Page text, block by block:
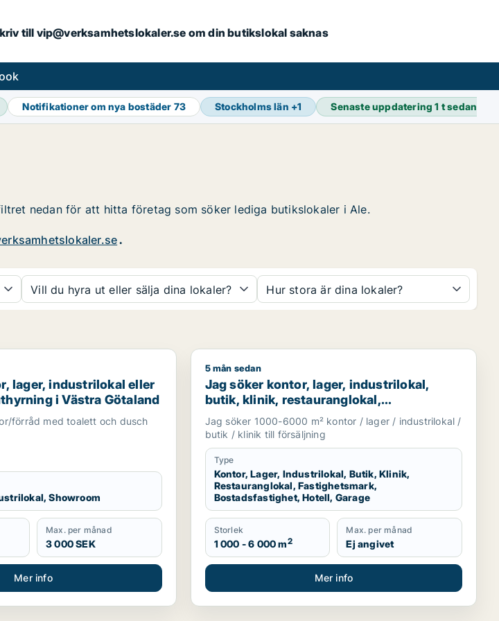
till vip@verksamhetslokaler.se om din butikslokal saknas
Notifikationer om nya bostäder 73 Stockholms län +1 Senaste uppdatering1 t sedan
nedan för att hitta företag som söker lediga butikslokaler i Ale.
.
Vill du hyra ut eller sälja dina lokaler? Hur stora är dina lokaler?
m.fl.industrilokal eller showroom för uthyrning i Västra Götaland
lager, industrilokal eller
i Västra Götaland
förråd med toalett och dusch
Showroom
Max. per månad
3 000 SEK
Mer info
Jag söker kontor, lager, industrilokal, butik, klinik,
5 mån sedan
Jag söker kontor, lager, industrilokal,
butik, klinik, restauranglokal,
fastighetsmark, bostadsfastighet, hotell
eller garage till salu i Härryda, Partille eller
Öckerö m.fl.
Jag söker 1000-6000 m² kontor / lager / industrilokal /
butik / klinik till försäljning
Type
Kontor, Lager, Industrilokal, Butik, Klinik,
Restauranglokal, Fastighetsmark,
Bostadsfastighet, Hotell, Garage
Storlek
1 000 - 6 000 m2
Max. per månad
Ej angivet
Mer info